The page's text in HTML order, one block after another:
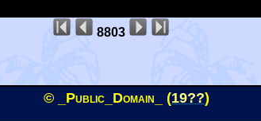
8803
© _Public_Domain_ (19??)